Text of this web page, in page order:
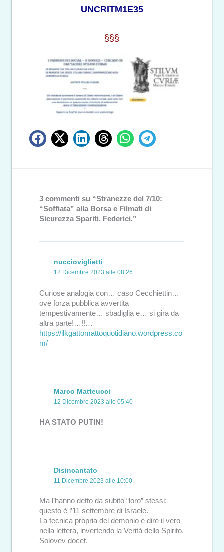
UNCRITM1E35
§§§
3 commenti su “Stranezze del 7/10:
“Soffiata” alla Borsa e Filmati di
Sicurezza Spariti. Federici.”
nuccioviglietti
12 Dicembre 2023 alle 08:26
Curiose analogia con… caso Cecchiettin…
ove forza pubblica avvertita
tempestivamente… sbadiglia e… si gira da
altra parte!…!!…
https://ilkgattomattoquotidiano.wordpress.co
m/
Marco Matteucci
12 Dicembre 2023 alle 05:40
HA STATO PUTIN!
Disincantato
11 Dicembre 2023 alle 10:00
Ma l’hanno detto da subito “loro” stessi:
questo è l’11 settembre di Israele.
La tecnica propria del demonio è dire il vero
nella lettera, invertendo la Verità dello Spirito.
Solovev docet.